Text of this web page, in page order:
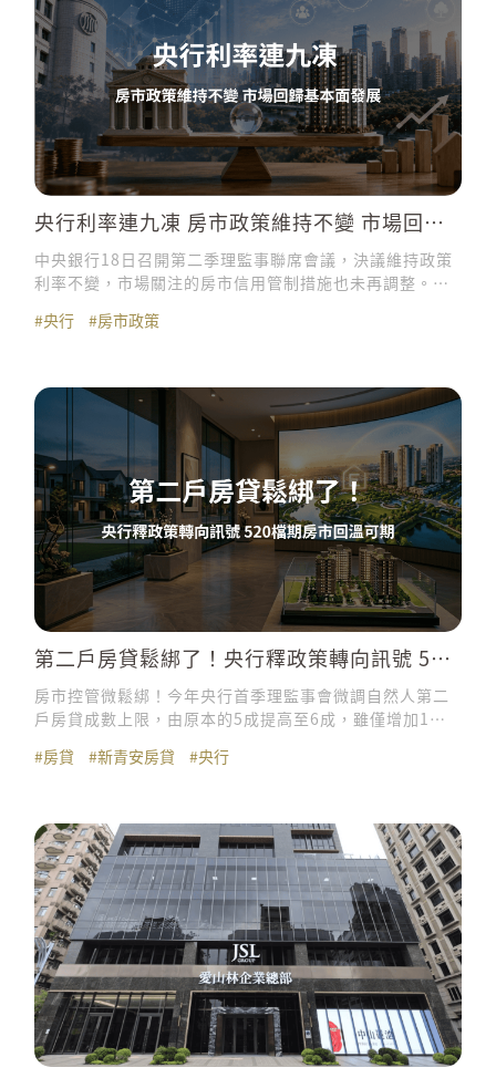
央行利率連九凍 房市政策維持不變 市場回歸
基本面發展
中央銀行18日召開第二季理監事聯席會議，決議維持政策
利率不變，市場關注的房市信用管制措施也未再調整。對
管制不加碼」，整體政策基調延續穩定方向。
#央行 #房市政策
第二戶房貸鬆綁了！央行釋政策轉向訊號 520
檔期房市回溫可期
房市控管微鬆綁！今年央行首季理監事會微調自然人第二
戶房貸成數上限，由原本的5成提高至6成，雖僅增加1
緊縮」轉向「動態調整」的重要訊號。專家普遍認為，此
待。
#房貸 #新青安房貸 #央行